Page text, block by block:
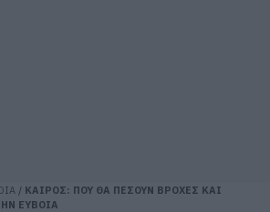
/ ΚΑΙΡΟΣ: ΠΟΥ ΘΑ ΠΕΣΟΥΝ ΒΡΟΧΕΣ ΚΑΙ
ΕΥΒΟΙΑ